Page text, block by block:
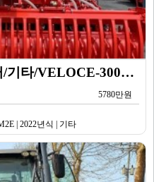
한국페라리트랙터/트랙터/기타/VELOCE-300PS500M2E/2022년식
5780만원
| 2022년식 | 기타